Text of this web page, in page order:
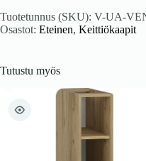
Tuotetunnus (SKU): V-UA-
Osastot: Eteinen, Keittiökaapit
Tutustu myös